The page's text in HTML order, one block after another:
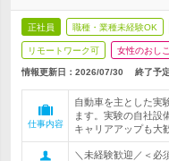
正社員 職種・業種未経験OK
リモートワーク可 女性のおし
情報更新日：2026/07/30 終了予
仕事内容
自動車を主とした実
ます。実験の自社設
キャリアアップも大
＼未経験歓迎／＜